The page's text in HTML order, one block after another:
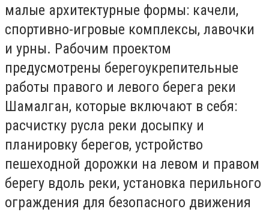
малые архитектурные формы: качели,
спортивно-игровые комплексы, лавочки
и урны. Рабочим проектом
предусмотрены берегоукрепительные
работы правого и левого берега реки
Шамалган, которые включают в себя:
расчистку русла реки досыпку и
планировку берегов, устройство
пешеходной дорожки на левом и правом
берегу вдоль реки, установка перильного
ограждения для безопасного движения